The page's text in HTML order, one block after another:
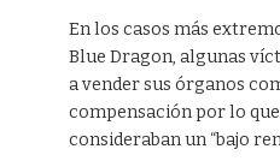
En los casos más
Blue Dragon, algunas
a vender sus órganos
compensación por lo
consideraban un “bajo